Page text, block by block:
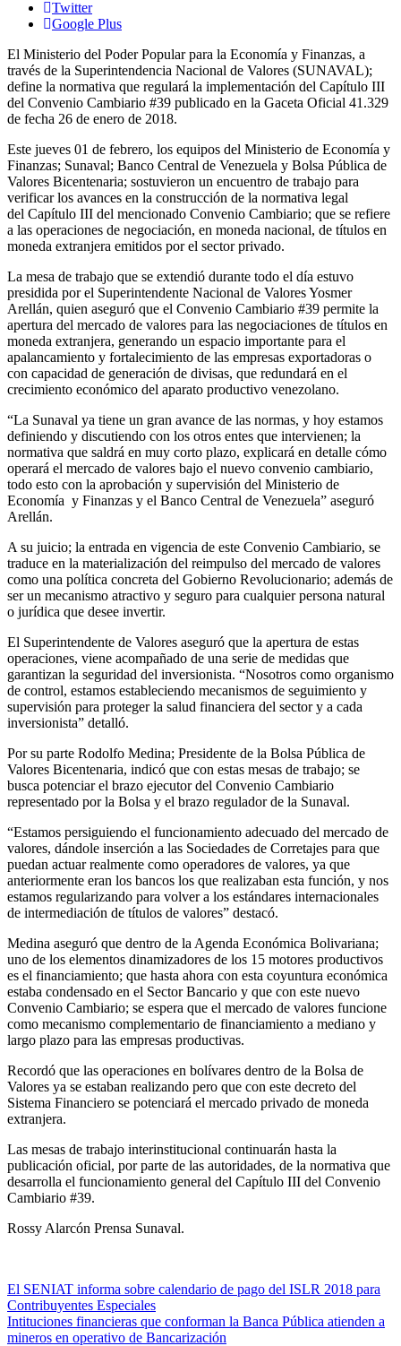
Twitter
Google Plus
El Ministerio del Poder Popular para la Economía y Finanzas, a
través de la Superintendencia Nacional de Valores (SUNAVAL);
define la normativa que regulará la implementación del Capítulo III
del Convenio Cambiario #39 publicado en la Gaceta Oficial 41.329
de fecha 26 de enero de 2018.
Este jueves 01 de febrero, los equipos del Ministerio de Economía y
Finanzas; Sunaval; Banco Central de Venezuela y Bolsa Pública de
Valores Bicentenaria; sostuvieron un encuentro de trabajo para
verificar los avances en la construcción de la normativa legal
del Capítulo III del mencionado Convenio Cambiario; que se refiere
a las operaciones de negociación, en moneda nacional, de títulos en
moneda extranjera emitidos por el sector privado.
La mesa de trabajo que se extendió durante todo el día estuvo
presidida por el Superintendente Nacional de Valores Yosmer
Arellán, quien aseguró que el Convenio Cambiario #39 permite la
apertura del mercado de valores para las negociaciones de títulos en
moneda extranjera, generando un espacio importante para el
apalancamiento y fortalecimiento de las empresas exportadoras o
con capacidad de generación de divisas, que redundará en el
crecimiento económico del aparato productivo venezolano.
“La Sunaval ya tiene un gran avance de las normas, y hoy estamos
definiendo y discutiendo con los otros entes que intervienen; la
normativa que saldrá en muy corto plazo, explicará en detalle cómo
operará el mercado de valores bajo el nuevo convenio cambiario,
todo esto con la aprobación y supervisión del Ministerio de
Economía y Finanzas y el Banco Central de Venezuela” aseguró
Arellán.
A su juicio; la entrada en vigencia de este Convenio Cambiario, se
traduce en la materialización del reimpulso del mercado de valores
como una política concreta del Gobierno Revolucionario; además de
ser un mecanismo atractivo y seguro para cualquier persona natural
o jurídica que desee invertir.
El Superintendente de Valores aseguró que la apertura de estas
operaciones, viene acompañado de una serie de medidas que
garantizan la seguridad del inversionista. “Nosotros como organismo
de control, estamos estableciendo mecanismos de seguimiento y
supervisión para proteger la salud financiera del sector y a cada
inversionista” detalló.
Por su parte Rodolfo Medina; Presidente de la Bolsa Pública de
Valores Bicentenaria, indicó que con estas mesas de trabajo; se
busca potenciar el brazo ejecutor del Convenio Cambiario
representado por la Bolsa y el brazo regulador de la Sunaval.
“Estamos persiguiendo el funcionamiento adecuado del mercado de
valores, dándole inserción a las Sociedades de Corretajes para que
puedan actuar realmente como operadores de valores, ya que
anteriormente eran los bancos los que realizaban esta función, y nos
estamos regularizando para volver a los estándares internacionales
de intermediación de títulos de valores” destacó.
Medina aseguró que dentro de la Agenda Económica Bolivariana;
uno de los elementos dinamizadores de los 15 motores productivos
es el financiamiento; que hasta ahora con esta coyuntura económica
estaba condensado en el Sector Bancario y que con este nuevo
Convenio Cambiario; se espera que el mercado de valores funcione
como mecanismo complementario de financiamiento a mediano y
largo plazo para las empresas productivas.
Recordó que las operaciones en bolívares dentro de la Bolsa de
Valores ya se estaban realizando pero que con este decreto del
Sistema Financiero se potenciará el mercado privado de moneda
extranjera.
Las mesas de trabajo interinstitucional continuarán hasta la
publicación oficial, por parte de las autoridades, de la normativa que
desarrolla el funcionamiento general del Capítulo III del Convenio
Cambiario #39.
Rossy Alarcón Prensa Sunaval.
El SENIAT informa sobre calendario de pago del ISLR 2018 para
Contribuyentes Especiales
Intituciones financieras que conforman la Banca Pública atienden a
mineros en operativo de Bancarización